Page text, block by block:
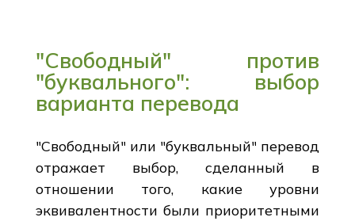
"Свободный" против
"буквального": выбор
варианта перевода
"Свободный" или "буквальный" перевод
отражает выбор, сделанный в
отношении того, какие уровни
эквивалентности были приоритетными